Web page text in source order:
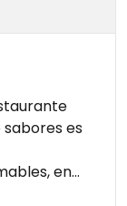
es
en